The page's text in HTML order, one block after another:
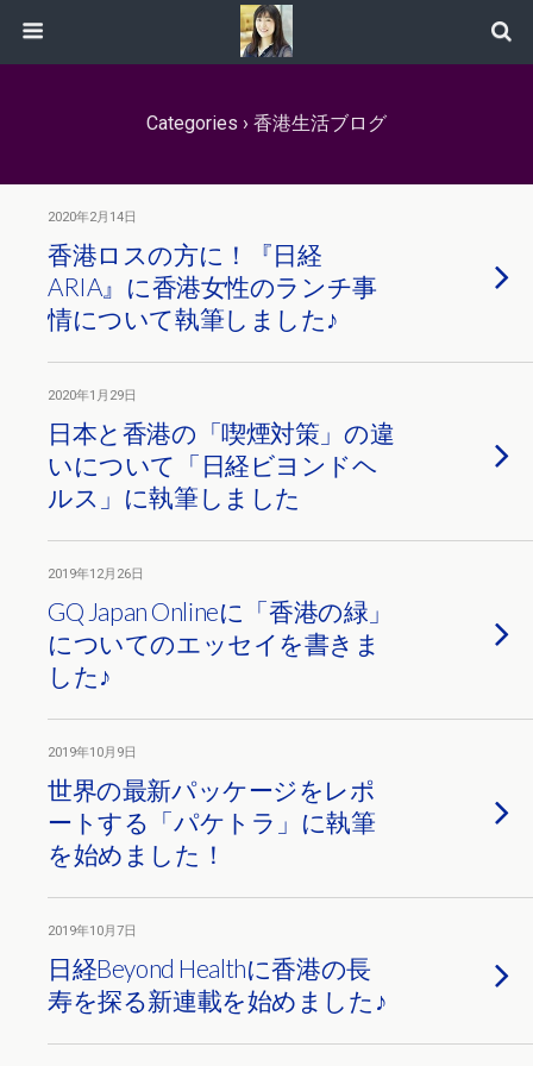
Categories › 香港生活ブログ
2020年2月14日
香港ロスの方に！『日経
ARIA』に香港女性のランチ事
情について執筆しました♪
2020年1月29日
日本と香港の「喫煙対策」の違
いについて「日経ビヨンドヘ
ルス」に執筆しました
2019年12月26日
GQ Japan Onlineに「香港の緑」
についてのエッセイを書きま
した♪
2019年10月9日
世界の最新パッケージをレポ
ートする「パケトラ」に執筆
を始めました！
2019年10月7日
日経Beyond Healthに香港の長
寿を探る新連載を始めました♪